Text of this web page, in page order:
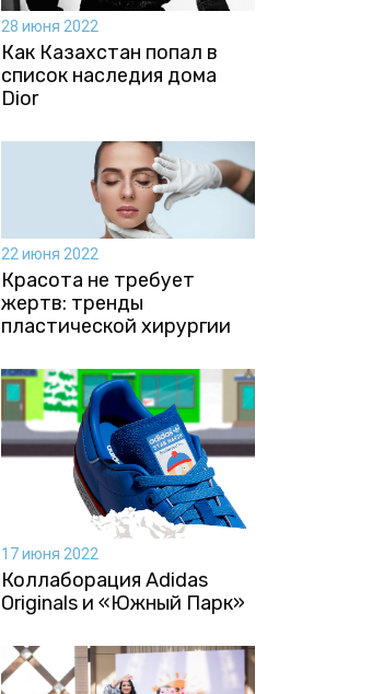
28 июня 2022
Как Казахстан попал в
список наследия дома
Dior
22 июня 2022
Красота не требует
жертв: тренды
пластической хирургии
17 июня 2022
Коллаборация Аdidas
Originals и «Южный Парк»